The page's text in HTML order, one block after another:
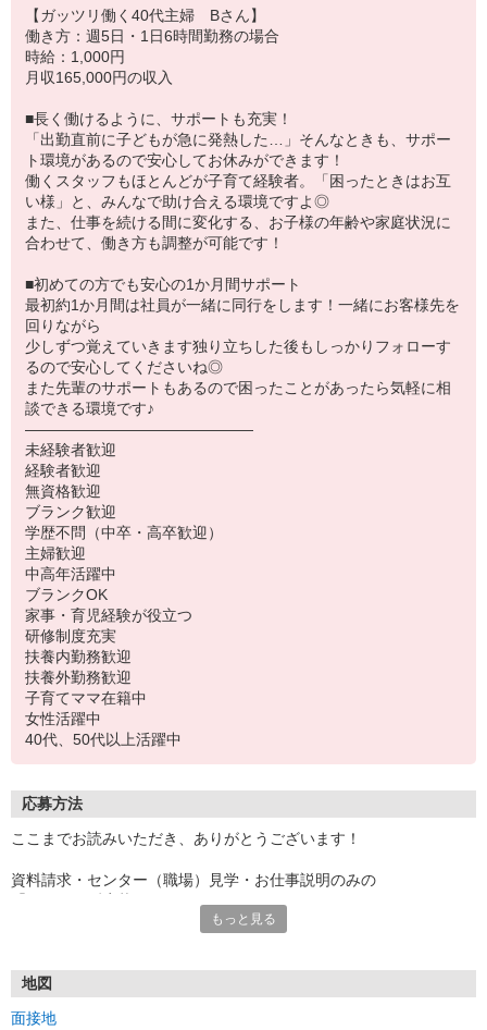
【ガッツリ働く40代主婦 Bさん】
働き方：週5日・1日6時間勤務の場合
時給：1,000円
月収165,000円の収入
■長く働けるように、サポートも充実！
「出勤直前に子どもが急に発熱した…」そんなときも、サポー
ト環境があるので安心してお休みができます！
働くスタッフもほとんどが子育て経験者。「困ったときはお互
い様」と、みんなで助け合える環境ですよ◎
また、仕事を続ける間に変化する、お子様の年齢や家庭状況に
合わせて、働き方も調整が可能です！
■初めての方でも安心の1か月間サポート
最初約1か月間は社員が一緒に同行をします！一緒にお客様先を
回りながら
少しずつ覚えていきます独り立ちした後もしっかりフォローす
るので安心してくださいね◎
また先輩のサポートもあるので困ったことがあったら気軽に相
談できる環境です♪
―――――――――――――――
未経験者歓迎
経験者歓迎
無資格歓迎
ブランク歓迎
学歴不問（中卒・高卒歓迎）
主婦歓迎
中高年活躍中
ブランクOK
家事・育児経験が役立つ
研修制度充実
扶養内勤務歓迎
扶養外勤務歓迎
子育てママ在籍中
女性活躍中
40代、50代以上活躍中
応募方法
ここまでお読みいただき、ありがとうございます！
資料請求・センター（職場）見学・お仕事説明のみの
少しでも気になった方は、ぜひぜひご応募くださいね♪
TEL：0186-59-6121
もっと見る
地図
面接地